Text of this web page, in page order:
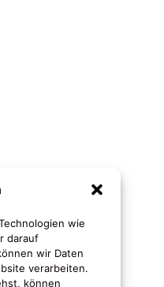
wie
darauf
wir Daten
verarbeiten.
können